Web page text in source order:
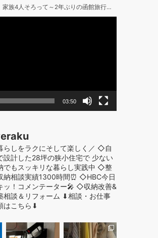
家族4人そろって～2年ぶりの函館旅行活動編
03:50
らしをラクにそして楽しく／ ◇自
設計した28坪の狭小住宅で 少ない
でもスッキリな暮らし実践中 ◇整
納相談実績1300時間⏰ ◇HBC今日
ッ！コメンテーター🎤 ◇収納改善&
相談＆リフォーム ⬇︎相談・お仕事
はこちら⬇︎